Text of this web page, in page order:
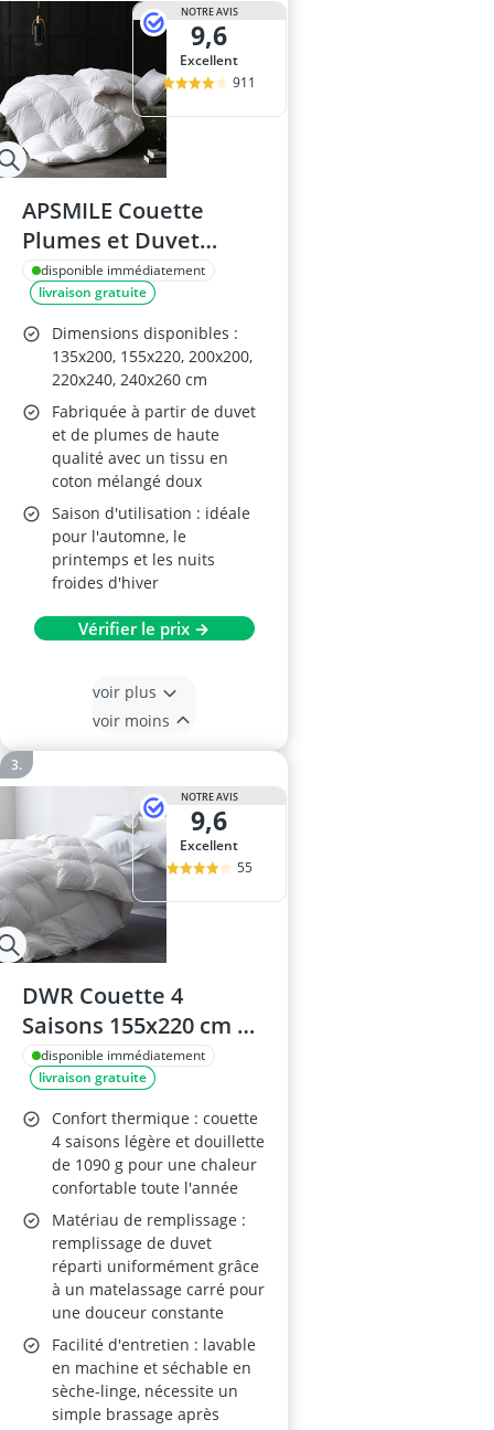
NOTRE AVIS
9,6
Excellent
911
APSMILE Couette
Plumes et Duvet
155x220 cm
disponible immédiatement
livraison gratuite
Dimensions disponibles :
135x200, 155x220, 200x200,
220x240, 240x260 cm
Fabriquée à partir de duvet
et de plumes de haute
qualité avec un tissu en
coton mélangé doux
Saison d'utilisation : idéale
pour l'automne, le
printemps et les nuits
froides d'hiver
Vérifier le prix →
voir plus
voir moins
NOTRE AVIS
9,6
Excellent
55
DWR Couette 4
Saisons 155x220 cm en
Plume et Duvet
disponible immédiatement
livraison gratuite
Confort thermique : couette
4 saisons légère et douillette
de 1090 g pour une chaleur
confortable toute l'année
Matériau de remplissage :
remplissage de duvet
réparti uniformément grâce
à un matelassage carré pour
une douceur constante
Facilité d'entretien : lavable
en machine et séchable en
sèche-linge, nécessite un
simple brassage après